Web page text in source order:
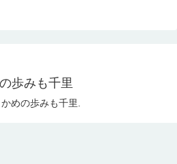
歩みも千里
めの歩みも千里.